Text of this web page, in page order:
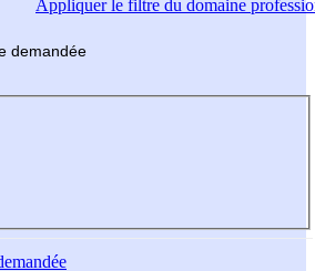
Appliquerle filtre du domaine
demandée